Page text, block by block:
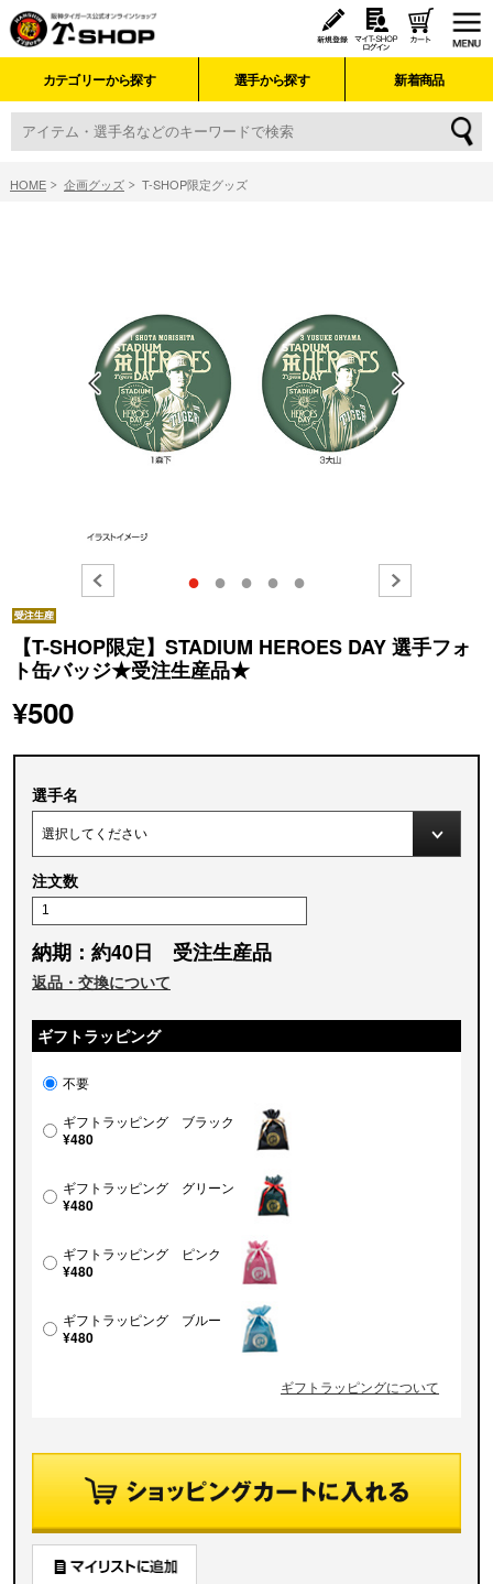
カテゴリーから探す 選手から探す 新着商品
HOME 企画グッズ T-SHOP限定グッズ
● ● ● ● ●
【T-SHOP限定】STADIUM HEROES DAY 選手フォ
ト缶バッジ★受注生産品★
¥500
選手名
注文数
納期：約40日 受注生産品
返品・交換について
ギフトラッピング
不要
ギフトラッピング ブラック
¥480
ギフトラッピング グリーン
¥480
ギフトラッピング ピンク
¥480
ギフトラッピング ブルー
¥480
ギフトラッピングについて